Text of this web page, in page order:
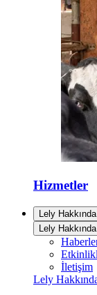
Hizmetler
Lely Hakkında
Lely Hakkında
İletişim
Lely